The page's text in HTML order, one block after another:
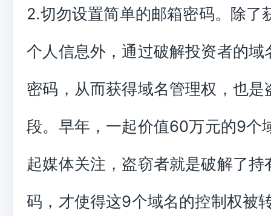
2.切勿设置简单的邮箱密码。除了
个人信息外，通过破解投资者的域
密码，从而获得域名管理权，也是
段。早年，一起价值60万元的9个
起媒体关注，盗窃者就是破解了持
码，才使得这9个域名的控制权被